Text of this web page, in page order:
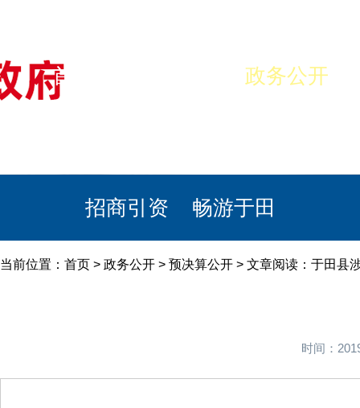
首页 政务公开
招商引资 畅游于田
当前位置： 首页 > 政务公开 > 预决算公开 > 文章阅读：于田县
时间：